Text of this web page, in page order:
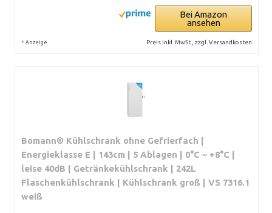
Bei Amazon
ansehen
* Anzeige Preis inkl. MwSt., zzgl. Versandkosten
Bomann® Kühlschrank ohne Gefrierfach |
Energieklasse E | 143cm | 5 Ablagen | 0°C ~ +8°C |
leise 40dB | Getränkekühlschrank | 242L
Flaschenkühlschrank | Kühlschrank groß | VS 7316.1
weiß